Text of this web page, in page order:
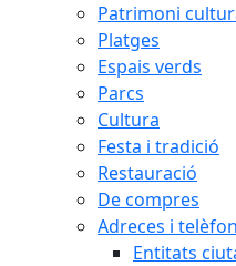
Patrimoni
Platges
Espais verds
Parcs
Cultura
Festa i tradició
Restauració
De compres
Adreces i
Entitats